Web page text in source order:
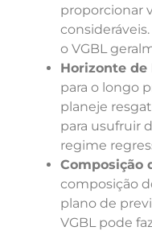
proporcionar
o VGBL
Horizonte
para o longo
planeje
para usufruir
regime
Composição
composição
plano de
VGBL pode